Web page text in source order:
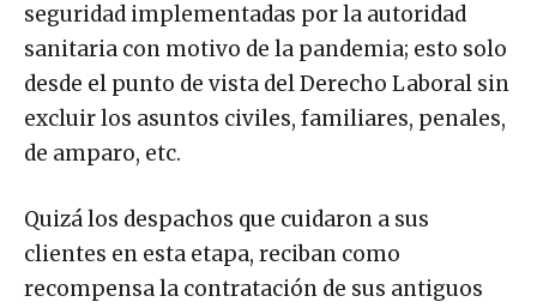
seguridad implementadas por la autoridad
sanitaria con motivo de la pandemia; esto solo
desde el punto de vista del Derecho Laboral sin
excluir los asuntos civiles, familiares, penales,
de amparo, etc.
Quizá los despachos que cuidaron a sus
clientes en esta etapa, reciban como
recompensa la contratación de sus antiguos